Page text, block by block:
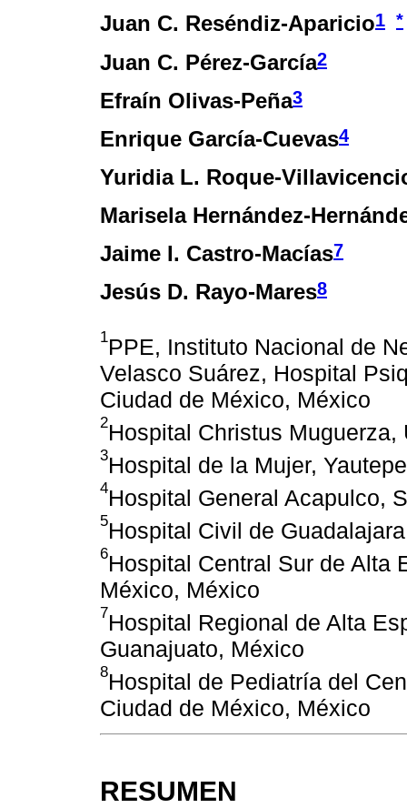
Juan C. Reséndiz-Aparicio1 *
Juan C. Pérez-García2
Efraín Olivas-Peña3
Enrique García-Cuevas4
Yuridia L. Roque-
Marisela Hernández-
Jaime I. Castro-Macías7
Jesús D. Rayo-Mares8
1PPE, Instituto Nacional de
Velasco Suárez, Hospital
Ciudad de México, México
2Hospital Christus Muguerza,
3Hospital de la Mujer,
4Hospital General Acapulco,
5Hospital Civil de
6Hospital Central Sur de Alta
México, México
7Hospital Regional de Alta
Guanajuato, México
8Hospital de Pediatría del
Ciudad de México, México
RESUMEN